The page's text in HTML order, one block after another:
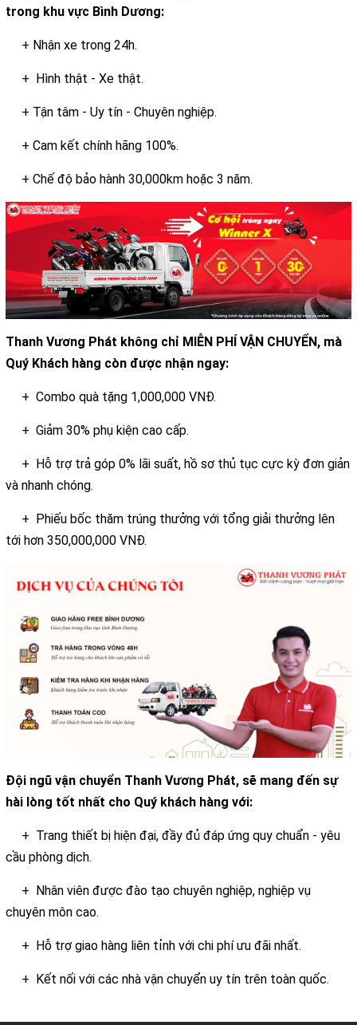
trong khu vực Bình Dương:
+ Nhận xe trong 24h.
+ Hình thật - Xe thật.
+ Tận tâm - Uy tín - Chuyên nghiệp.
+ Cam kết chính hãng 100%.
+ Chế độ bảo hành 30,000km hoặc 3 năm.
Thanh Vương Phát không chỉ MIỄN PHÍ VẬN CHUYỂN, mà
Quý Khách hàng còn được nhận ngay:
+ Combo quà tặng 1,000,000 VNĐ.
+ Giảm 30% phụ kiện cao cấp.
+ Hỗ trợ trả góp 0% lãi suất, hồ sơ thủ tục cực kỳ đơn giản
và nhanh chóng.
+ Phiếu bốc thăm trúng thưởng với tổng giải thưởng lên
tới hơn 350,000,000 VNĐ.
Đội ngũ vận chuyển Thanh Vương Phát, sẽ mang đến sự
hài lòng tốt nhất cho Quý khách hàng với:
+ Trang thiết bị hiện đại, đầy đủ đáp ứng quy chuẩn - yêu
cầu phòng dịch.
+ Nhân viên được đào tạo chuyên nghiệp, nghiệp vụ
chuyên môn cao.
+ Hỗ trợ giao hàng liên tỉnh với chi phí ưu đãi nhất.
+ Kết nối với các nhà vận chuyển uy tín trên toàn quốc.